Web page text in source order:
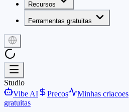
Recursos
Ferramentas gratuitas
Studio
Vibe AI
Precos Minhas criacoes
gratuitas